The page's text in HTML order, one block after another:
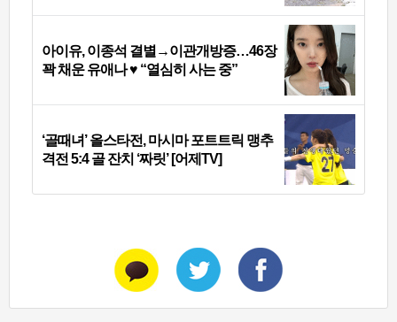
아이유, 이종석 결별→이관개방증…46장
꽉 채운 유애나 ♥ “열심히 사는 중”
‘골때녀’ 올스타전, 마시마 포트트릭 맹추
격전 5:4 골 잔치 ‘짜릿’ [어제TV]